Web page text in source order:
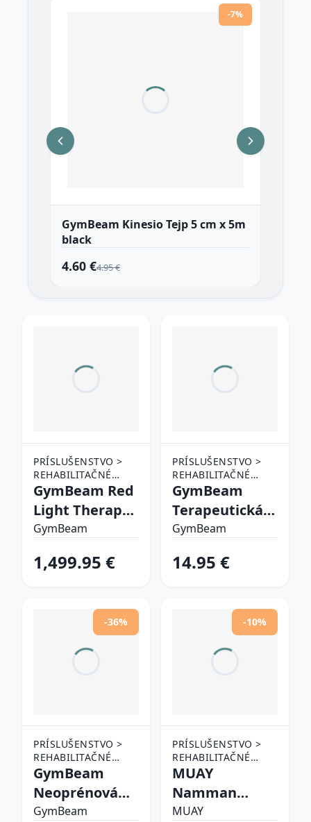
-7%
GymBeam Kinesio Tejp 5 cm x 5m
black
4.60 €4.95 €
PRÍSLUŠENSTVO >
REHABILITAČNÉ
POMÔCKY >
OSTATNÉ
REHABILITAČNÉ
POMÔCKY
GymBeam Red
Light Therapy
Panel Max
GymBeam
1,499.95 €
PRÍSLUŠENSTVO >
REHABILITAČNÉ
POMÔCKY >
OSTATNÉ
REHABILITAČNÉ
POMÔCKY
GymBeam
Terapeutická
bandáž na
GymBeam
14.95 €
-36%
PRÍSLUŠENSTVO >
REHABILITAČNÉ
POMÔCKY >
OSTATNÉ
REHABILITAČNÉ
POMÔCKY
GymBeam
Neoprénová
bandáž na
GymBeam
-10%
PRÍSLUŠENSTVO >
REHABILITAČNÉ
POMÔCKY >
REHABILITAČNÉ
POMÔCKY
MUAY
Namman
Active krém
MUAY